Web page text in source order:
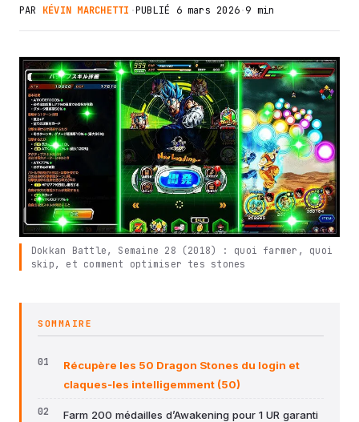
PAR KÉVIN MARCHETTI ·PUBLIÉ 6 mars 2026·9 min
Dokkan Battle, Semaine 28 (2018) : quoi farmer, quoi
skip, et comment optimiser tes stones
SOMMAIRE
Récupère les 50 Dragon Stones du login et
claques‑les intelligemment (50)
Farm 200 médailles d’Awakening pour 1 UR garanti